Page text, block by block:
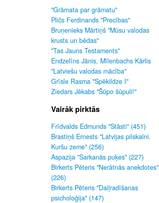
"Grāmata par grāmatu"
Pličs Ferdinands "Precības"
Bruņenieks Mārtiņš "Mūsu valodas
krusts un bēdas"
"Tas Jauns Testaments"
Endzelīns Jānis, Mīlenbachs Kārlis
"Latviešu valodas mācība"
Grīsle Rasma "Spēkildze I"
Ziedars Jēkabs "Šūpo šūpuli!"
Vairāk pirktās
Frīdvalds Edmunds "Stāsti" (451)
Brastiņš Ernests "Latvijas pilskalni.
Kuršu zeme" (256)
Aspazija "Sarkanās puķes" (227)
Birkerts Pēteris "Nerātnās anekdotes"
(226)
Birkerts Pēteris "Daiļradīšanas
psicholoģija" (147)